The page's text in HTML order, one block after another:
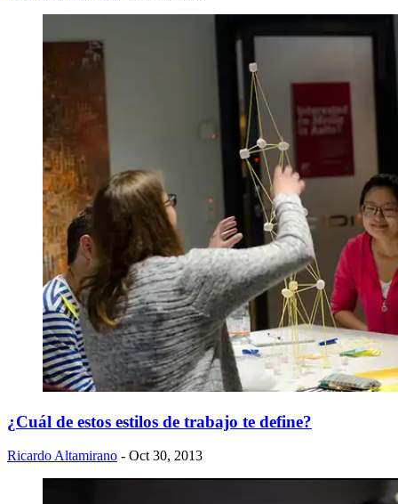
¿Cuál de estos estilos de trabajo te define?
Ricardo Altamirano - Oct 30, 2013